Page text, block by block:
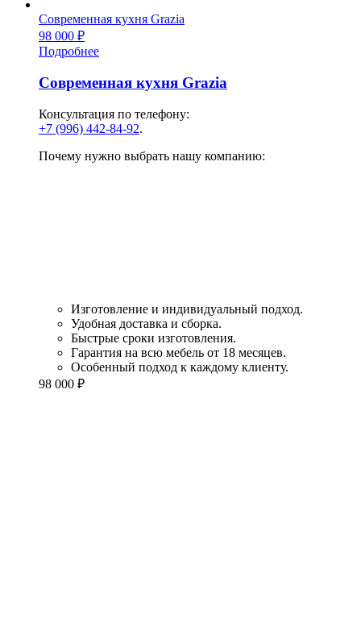
Современная кухня Grazia
98 000 ₽
Подробнее
Современная кухня Grazia
Консультация по телефону:
+7 (996) 442-84-92.
Почему нужно выбрать нашу компанию:
Изготовление и индивидуальный подход.
Удобная доставка и сборка.
Быстрые сроки изготовления.
Гарантия на всю мебель от 18 месяцев.
Особенный подход к каждому клиенту.
98 000 ₽